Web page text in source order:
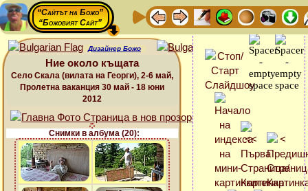
“Сайтът на Божо”
“Божовият Сайт”
Дизайнер Божо
Ние около къщата
Село Скала (вилата на Георги), 2-6 май,
Пролетна ваканция 30 май - 18 юни
2012
Снимки в албума (20):